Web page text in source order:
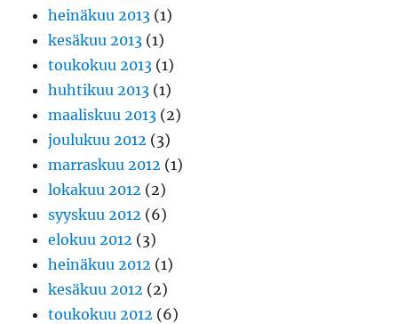
heinäkuu 2013 (1)
kesäkuu 2013 (1)
toukokuu 2013 (1)
huhtikuu 2013 (1)
maaliskuu 2013 (2)
joulukuu 2012 (3)
marraskuu 2012 (1)
lokakuu 2012 (2)
syyskuu 2012 (6)
elokuu 2012 (3)
heinäkuu 2012 (1)
kesäkuu 2012 (2)
toukokuu 2012 (6)